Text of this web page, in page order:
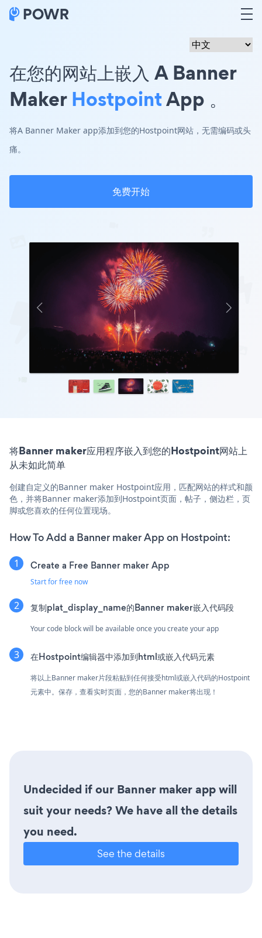
在您的网站上嵌入 A Banner
MakerHostpointApp 。
将A Banner Maker app添加到您的Hostpoint网站，无需编码或头
痛。
免费开始
将Banner maker应用程序嵌入到您的Hostpoint网站上
从未如此简单
创建自定义的Banner maker Hostpoint应用，匹配网站的样式和颜
色，并将Banner maker添加到Hostpoint页面，帖子，侧边栏，页
脚或您喜欢的任何位置现场。
How To Add a Banner maker App on Hostpoint:
Create a Free Banner maker App
Start for free now
复制plat_display_name的Banner maker嵌入代码段
Your code block will be available once you create your app
在Hostpoint编辑器中添加到html或嵌入代码元素
将以上Banner maker片段粘贴到任何接受html或嵌入代码的Hostpoint
元素中。保存，查看实时页面，您的Banner maker将出现！
Undecided if our Banner maker app will
suit your needs? We have all the details
you need.
See the details